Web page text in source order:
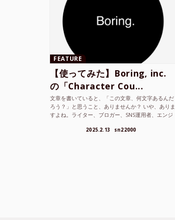
FEATURE
【使ってみた】Boring, inc.
の「Character Cou...
文章を書いていると、「この文章、何文字あるんだ
ろう？」と思うこと、ありませんか？ いや、ありま
すよね。ライター、ブロガー、SNS運用者、エンジ
2025.2.13 sn22000